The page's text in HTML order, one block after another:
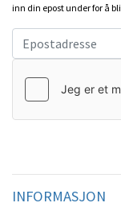
inn din epost under for å
INFORMASJON